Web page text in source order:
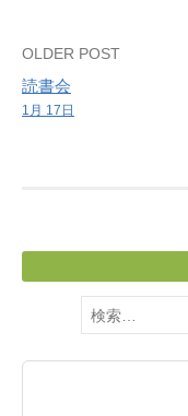
雄）
Post
navigation
OLDER POST
読書会
1月 17日
検
索: